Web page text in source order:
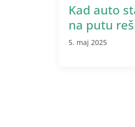
Kad auto
na putu
5. maj 2025